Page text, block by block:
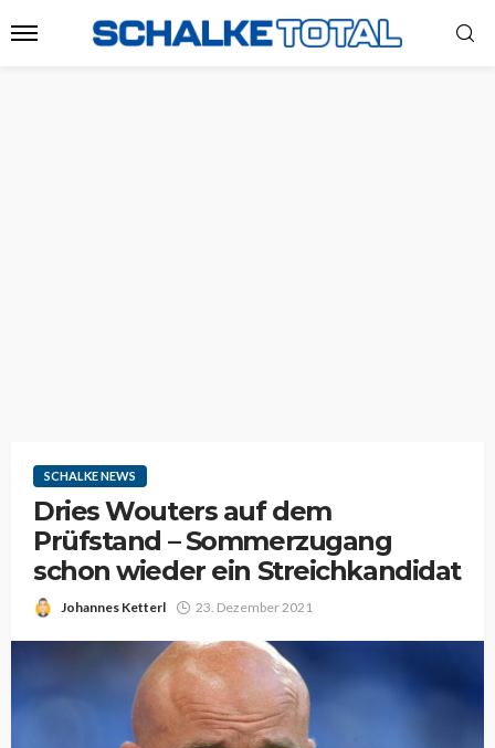
SCHALKE NEWS
Dries Wouters auf dem
Prüfstand – Sommerzugang
schon wieder ein Streichkandidat
Johannes Ketterl 23. Dezember 2021